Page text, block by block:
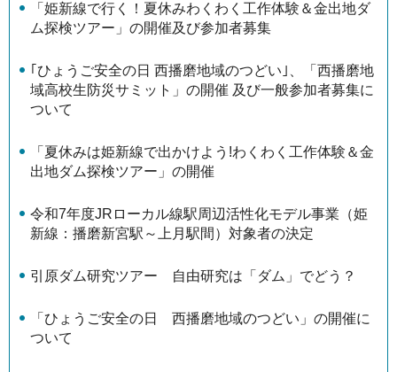
「姫新線で行く！夏休みわくわく工作体験＆金出地ダ
ム探検ツアー」の開催及び参加者募集
｢ひょうご安全の日 西播磨地域のつどい｣、「西播磨地
域高校生防災サミット」の開催 及び一般参加者募集に
ついて
「夏休みは姫新線で出かけよう!わくわく工作体験＆金
出地ダム探検ツアー」の開催
令和7年度JRローカル線駅周辺活性化モデル事業（姫
新線：播磨新宮駅～上月駅間）対象者の決定
引原ダム研究ツアー 自由研究は「ダム」でどう？
「ひょうご安全の日 西播磨地域のつどい」の開催に
ついて